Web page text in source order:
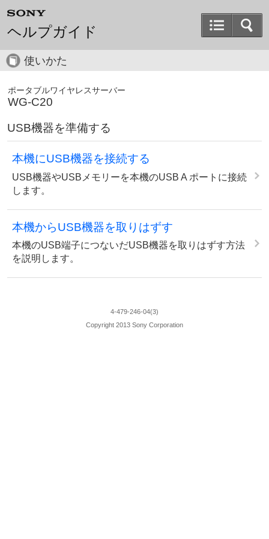
ヘルプガイド
使いかた
ポータブルワイヤレスサーバー
WG-C20
USB機器を準備する
本機にUSB機器を接続する
USB機器やUSBメモリーを本機のUSB A ポートに接続
します。
本機からUSB機器を取りはずす
本機のUSB端子につないだUSB機器を取りはずす方法
を説明します。
4-479-246-04(3)
Copyright 2013 Sony Corporation